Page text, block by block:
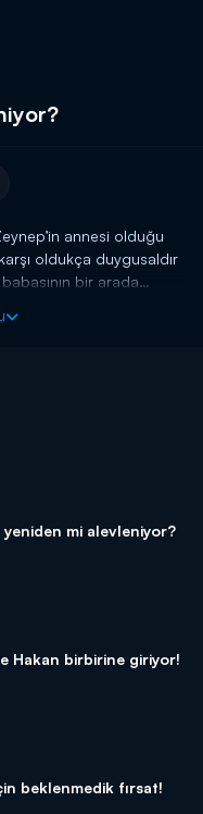
annesi olduğu
oldukça duygusaldır
bir arada
yeniden mi alevleniyor?
Hakan birbirine giriyor!
beklenmedik fırsat!